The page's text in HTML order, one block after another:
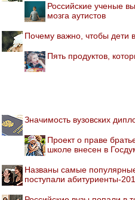
Российские ученые
мозга аутистов
Почему важно, чтобы дети
Пять продуктов,
Значимость вузовских
Проект о праве
школе внесен в
Названы самые
поступали абитуриенты-